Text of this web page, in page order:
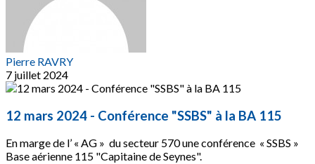
Pierre RAVRY
7 juillet 2024
12 mars 2024 - Conférence "SSBS" à la BA 115
En marge de l’ « AG » du secteur 570 une conférence « SSBS »
Base aérienne 115 "Capitaine de Seynes".